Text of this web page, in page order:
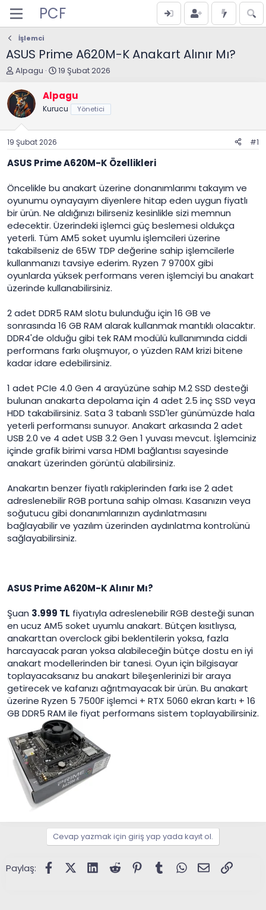
PCF
İşlemci
ASUS Prime A620M-K Anakart Alınır Mı?
K
n
u
y
u
B
a
l
t
a
n
Alpagu
B
ş
l
a
g
t
r
i
h
i
19 Şubat 2026
Alpagu
Kurucu Yönetici
19 Şubat 2026 #1
ASUS Prime A620M-K Özellikleri
Öncelikle bu anakart üzerine donanımlarımı takayım ve
oyunumu oynayayım diyenlere hitap eden uygun fiyatlı
bir ürün. Ne aldığınızı bilirseniz kesinlikle sizi memnun
edecektir. Üzerindeki işlemci güç beslemesi oldukça
yeterli. Tüm AM5 soket uyumlu işlemcileri üzerine
takabilseniz de 65W TDP değerine sahip işlemcilerle
kullanmanızı tavsiye ederim. Ryzen 7 9700X gibi
oyunlarda yüksek performans veren işlemciyi bu anakart
üzerinde kullanabilirsiniz.
2 adet DDR5 RAM slotu bulunduğu için 16 GB ve
sonrasında 16 GB RAM alarak kullanmak mantıklı olacaktır.
DDR4'de olduğu gibi tek RAM modülü kullanımında ciddi
performans farkı oluşmuyor, o yüzden RAM krizi bitene
kadar idare edebilirsiniz.
1 adet PCIe 4.0 Gen 4 arayüzüne sahip M.2 SSD desteği
bulunan anakarta depolama için 4 adet 2.5 inç SSD veya
HDD takabilirsiniz. Sata 3 tabanlı SSD'ler günümüzde hala
yeterli performansı sunuyor. Anakart arkasında 2 adet
USB 2.0 ve 4 adet USB 3.2 Gen 1 yuvası mevcut. İşlemciniz
içinde grafik birimi varsa HDMI bağlantısı sayesinde
anakart üzerinden görüntü alabilirsiniz.
Anakartın benzer fiyatlı rakiplerinden farkı ise 2 adet
adreslenebilir RGB portuna sahip olması. Kasanızın veya
soğutucu gibi donanımlarınızın aydınlatmasını
bağlayabilir ve yazılım üzerinden aydınlatma kontrolünü
sağlayabilirsiniz.
ASUS Prime A620M-K Alınır Mı?
Şuan 3.999 TL fiyatıyla adreslenebilir RGB desteği sunan
en ucuz AM5 soket uyumlu anakart. Bütçen kısıtlıysa,
anakarttan overclock gibi beklentilerin yoksa, fazla
harcayacak paran yoksa alabileceğin bütçe dostu en iyi
anakart modellerinden bir tanesi. Oyun için bilgisayar
toplayacaksanız bu anakart bileşenlerinizi bir araya
getirecek ve kafanızı ağrıtmayacak bir ürün. Bu anakart
üzerine Ryzen 5 7500F işlemci + RTX 5060 ekran kartı + 16
GB DDR5 RAM ile fiyat performans sistem toplayabilirsiniz.
Cevap yazmak için giriş yap yada kayıt ol.
Paylaş: FacebookX (Twitter)
LinkedInReddit Pinterest
TumblrWhatsApp
E-posta
Link